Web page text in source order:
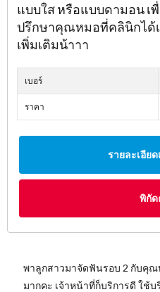
แบบใส หรือแบบดามอน เ
ปรึกษาคุณหมอที่คลินิกได้
เพิ่มเติมน้าาา
เบอร์
ราคา
รายละเอีย
พิกั
พาลูกสาวมาจัดฟันรอบ 2 กับคุ
มากคะ เจ้าหน้าที่ก็บริการดี ใช้